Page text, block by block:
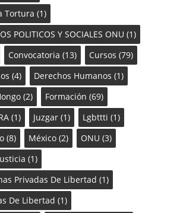
Tortura (1)
POLITICOS Y SOCIALES ONU (1)
Convocatoria (13) Cursos (79)
(4) Derechos Humanos (1)
(2) Formación (69)
(1) Juzgar(1) Lgbttti (1)
(8) México(2) ONU (3)
(1)
Privadas De Libertad (1)
De Libertad (1)